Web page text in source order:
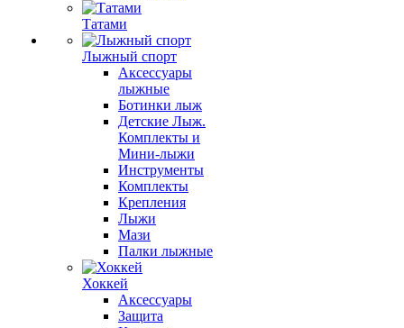
Татами
Лыжный спорт
Аксессуары
лыжные
Ботинки лыж
Детские Лыж.
Комплекты и
Мини-лыжи
Инструменты
Комплекты
Крепления
Лыжи
Мази
Палки лыжные
Хоккей
Аксессуары
Защита